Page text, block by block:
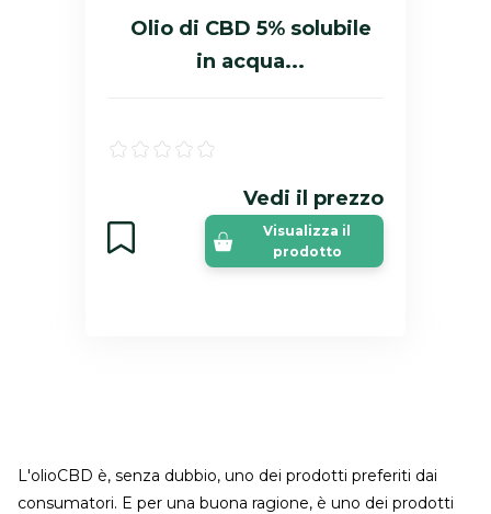
Olio di CBD 5% solubile
in acqua...
Vedi il prezzo
Visualizza il
prodotto
L'olioCBD è, senza dubbio, uno dei prodotti preferiti dai
consumatori. E per una buona ragione, è uno dei prodotti